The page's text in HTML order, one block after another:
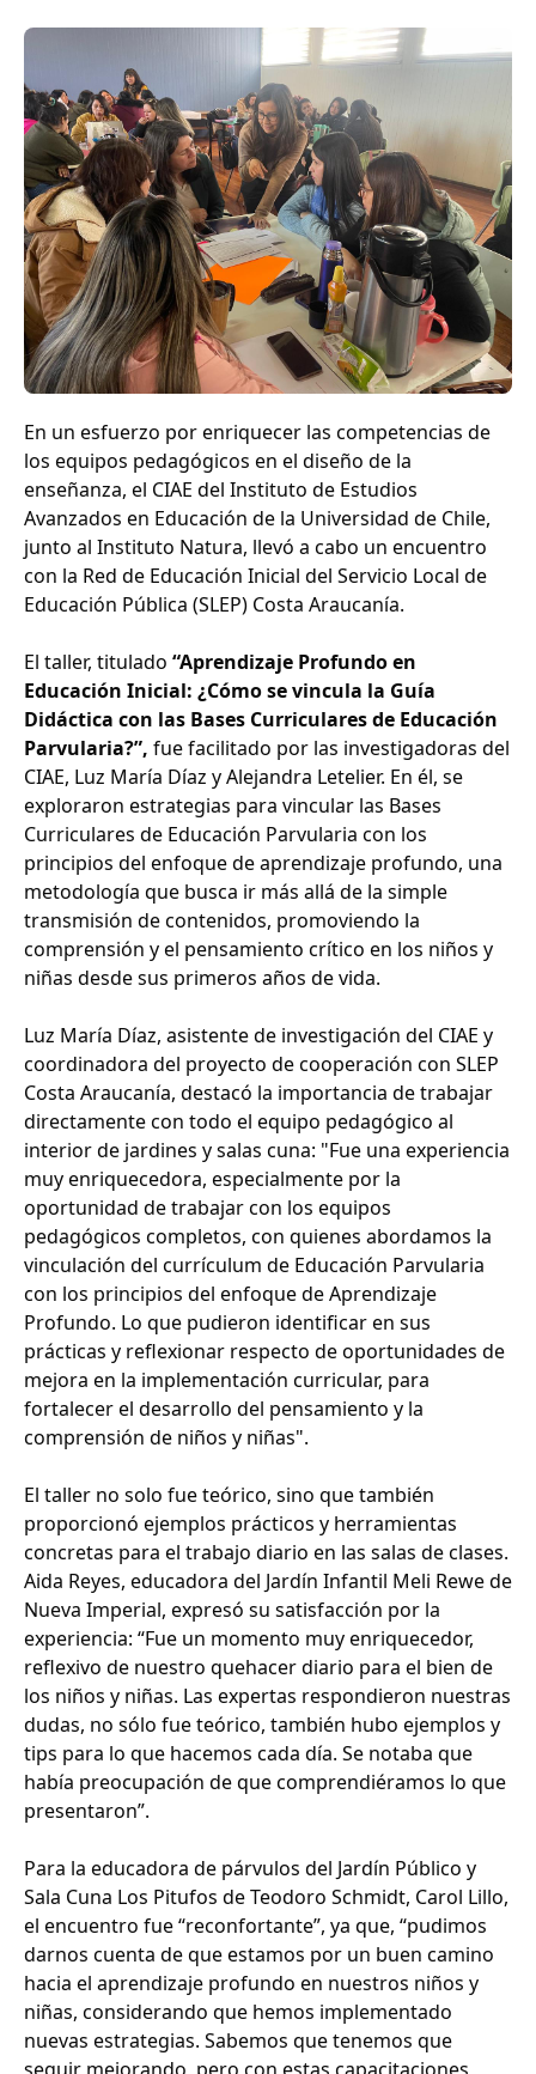
En un esfuerzo por enriquecer las competencias de
los equipos pedagógicos en el diseño de la
enseñanza, el CIAE del Instituto de Estudios
Avanzados en Educación de la Universidad de Chile,
junto al Instituto Natura, llevó a cabo un encuentro
con la Red de Educación Inicial del Servicio Local de
Educación Pública (SLEP) Costa Araucanía.
El taller, titulado “Aprendizaje Profundo en
Educación Inicial: ¿Cómo se vincula la Guía
Didáctica con las Bases Curriculares de Educación
Parvularia?”, fue facilitado por las investigadoras del
CIAE, Luz María Díaz y Alejandra Letelier. En él, se
exploraron estrategias para vincular las Bases
Curriculares de Educación Parvularia con los
principios del enfoque de aprendizaje profundo, una
metodología que busca ir más allá de la simple
transmisión de contenidos, promoviendo la
comprensión y el pensamiento crítico en los niños y
niñas desde sus primeros años de vida.
Luz María Díaz, asistente de investigación del CIAE y
coordinadora del proyecto de cooperación con SLEP
Costa Araucanía, destacó la importancia de trabajar
directamente con todo el equipo pedagógico al
interior de jardines y salas cuna: "Fue una experiencia
muy enriquecedora, especialmente por la
oportunidad de trabajar con los equipos
pedagógicos completos, con quienes abordamos la
vinculación del currículum de Educación Parvularia
con los principios del enfoque de Aprendizaje
Profundo. Lo que pudieron identificar en sus
prácticas y reflexionar respecto de oportunidades de
mejora en la implementación curricular, para
fortalecer el desarrollo del pensamiento y la
comprensión de niños y niñas".
El taller no solo fue teórico, sino que también
proporcionó ejemplos prácticos y herramientas
concretas para el trabajo diario en las salas de clases.
Aida Reyes, educadora del Jardín Infantil Meli Rewe de
Nueva Imperial, expresó su satisfacción por la
experiencia: “Fue un momento muy enriquecedor,
reflexivo de nuestro quehacer diario para el bien de
los niños y niñas. Las expertas respondieron nuestras
dudas, no sólo fue teórico, también hubo ejemplos y
tips para lo que hacemos cada día. Se notaba que
había preocupación de que comprendiéramos lo que
presentaron”.
Para la educadora de párvulos del Jardín Público y
Sala Cuna Los Pitufos de Teodoro Schmidt, Carol Lillo,
el encuentro fue “reconfortante”, ya que, “pudimos
darnos cuenta de que estamos por un buen camino
hacia el aprendizaje profundo en nuestros niños y
niñas, considerando que hemos implementado
nuevas estrategias. Sabemos que tenemos que